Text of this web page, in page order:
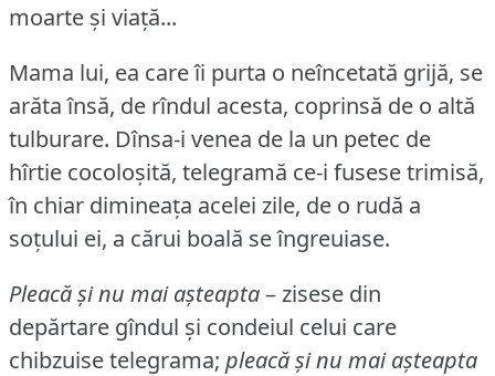
moarte și viață...
Mama lui, ea care îi purta o neîncetată grijă, se
arăta însă, de rîndul acesta, coprinsă de o altă
tulburare. Dînsa-i venea de la un petec de
hîrtie cocoloșită, telegramă ce-i fusese trimisă,
în chiar dimineața acelei zile, de o rudă a
soțului ei, a cărui boală se îngreuiase.
Pleacă și nu mai așteapta– zisese din
depărtare gîndul și condeiul celui care
chibzuise telegrama; pleacă și nu mai așteapta